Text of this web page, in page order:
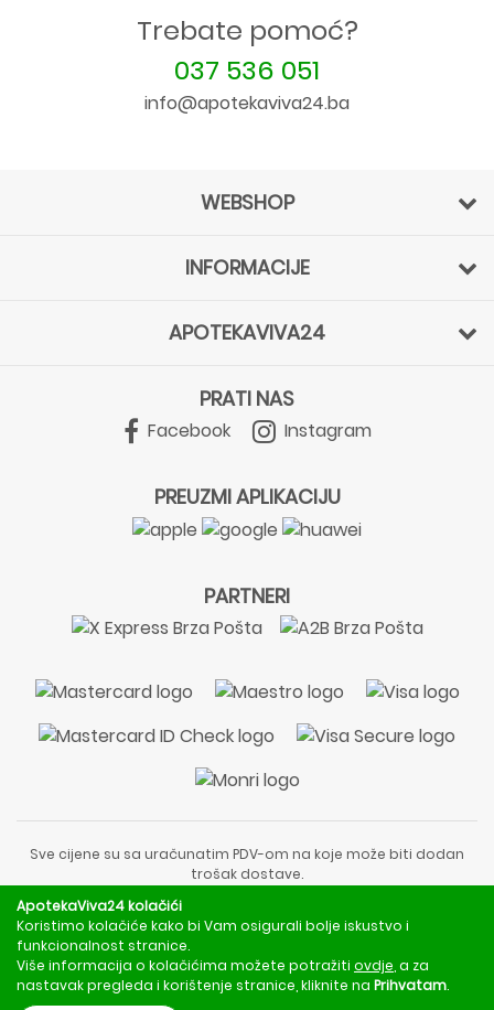
Trebate pomoć?
037 536 051
info@apotekaviva24.ba
WEBSHOP
INFORMACIJE
APOTEKAVIVA24
PRATI NAS
Facebook Instagram
PREUZMI APLIKACIJU
PARTNERI
Sve cijene su sa uračunatim PDV-om na koje može biti dodan
trošak dostave.
liječnički pregled ili savjet farmaceuta.
Za obavijesti o mjerama opreza, rizicima i nuspojavama
obratite se svom liječniku ili farmaceutu.
Copyright © 2020 - 2026 | ApotekaViva24 | Sva prava zadržava
ApotekaViva24 kolačići
Koristimo kolačiće kako bi Vam osigurali bolje iskustvo i
funkcionalnost stranice.
Više informacija o kolačićima možete potražiti ovdje , a za
nastavak pregleda i korištenje stranice, kliknite na Prihvatam.